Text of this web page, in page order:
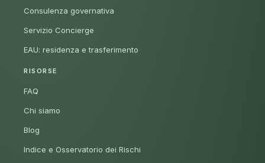
Consulenza governativa
Servizio Concierge
EAU: residenza e trasferimento
RISORSE
FAQ
Chi siamo
Blog
Indice e Osservatorio dei Rischi